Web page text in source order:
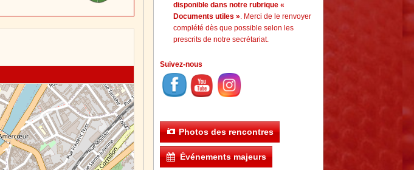
disponible dans notre rubrique «
Documents utiles ». Merci de le renvoyer
complété dès que possible selon les
prescrits de notre secrétariat.
Suivez-nous
Photos des rencontres
Événements majeurs